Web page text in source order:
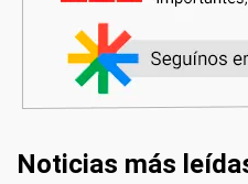
Noticias más